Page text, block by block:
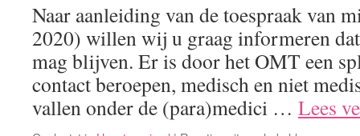
Naar aanleiding van de toespraak van
2020) willen wij u graag informeren
mag blijven. Er is door het OMT een
contact beroepen, medisch en niet
vallen onder de (para)medici … Lees